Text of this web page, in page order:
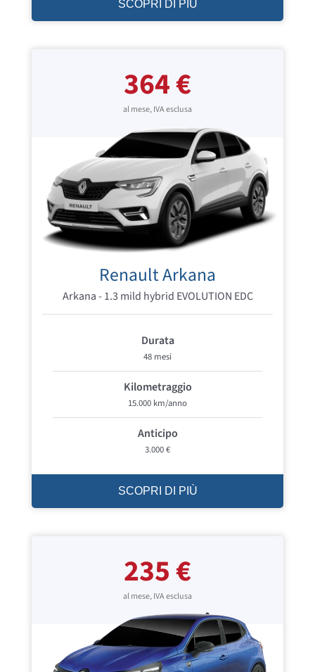
SCOPRI DI PIÙ
364 €
al mese, IVA esclusa
Renault Arkana
Arkana - 1.3 mild hybrid EVOLUTION EDC
Durata
48 mesi
Kilometraggio
15.000 km/anno
Anticipo
3.000 €
SCOPRI DI PIÙ
235 €
al mese, IVA esclusa